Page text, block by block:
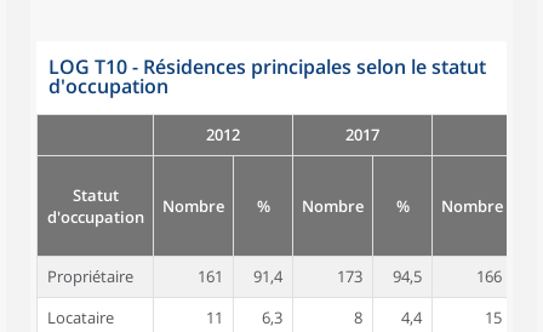
LOG T10 - Résidences principales selon le statut
d'occupation
2012 2017
Statut
d'occupation
Nombre % Nombre % Nombre
Propriétaire 161 91,4 173 94,5 166
Locataire
11 6,3 8 4,4 15